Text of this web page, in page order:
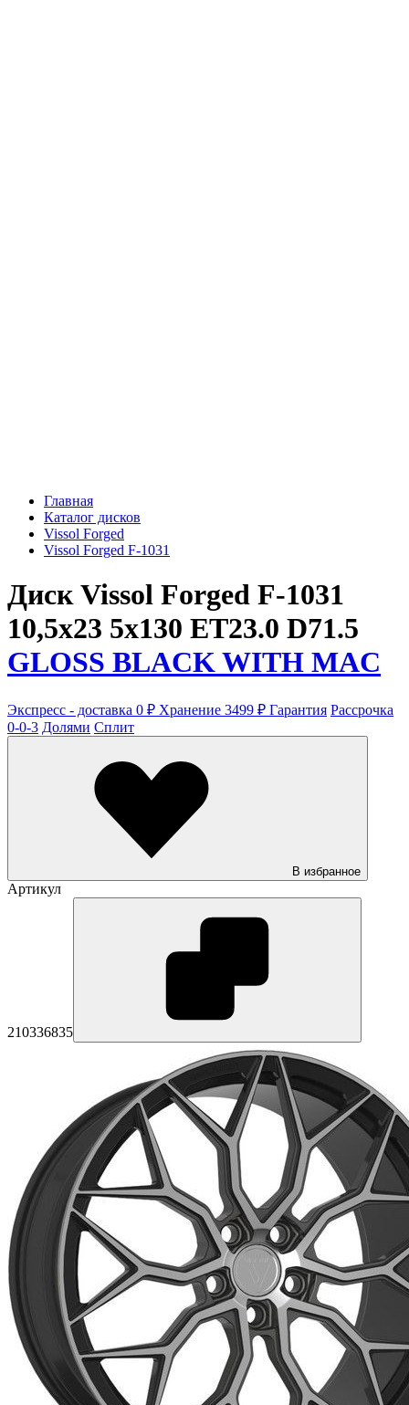
Главная
Каталог дисков
Vissol Forged
Vissol Forged F-1031
Диск Vissol Forged F-1031
10,5x23 5x130 ET23.0 D71.5
GLOSS BLACK WITH MAC
Экспресс - доставка 0 ₽ Хранение 3499 ₽ Гарантия Рассрочка
0-0-3 Долями Сплит
В избранное
Артикул
210336835